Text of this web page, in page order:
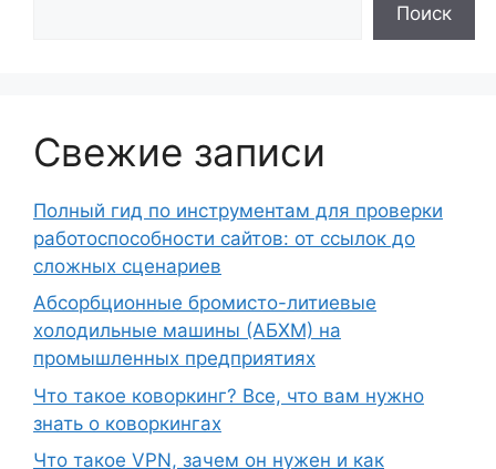
Поиск
Свежие записи
Полный гид по инструментам для проверки
работоспособности сайтов: от ссылок до
сложных сценариев
Абсорбционные бромисто-литиевые
холодильные машины (АБХМ) на
промышленных предприятиях
Что такое коворкинг? Все, что вам нужно
знать о коворкингах
Что такое VPN, зачем он нужен и как